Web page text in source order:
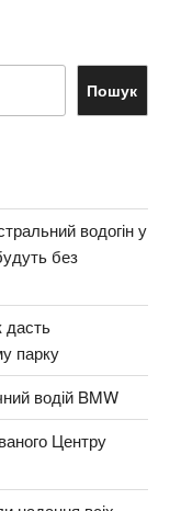
Пошук
водогін у
без
дасть
парку
водій BMW
Центру